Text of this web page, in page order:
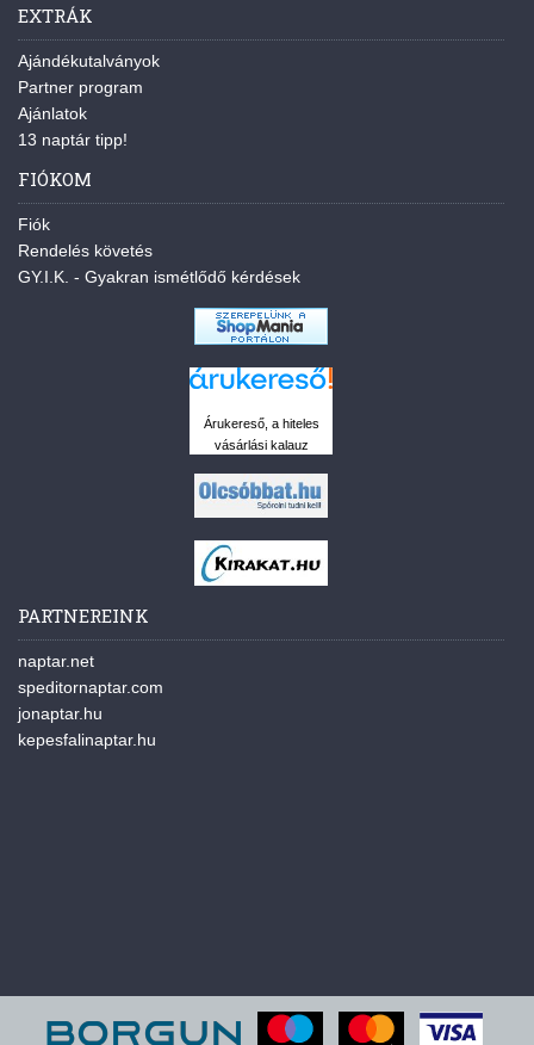
EXTRÁK
Ajándékutalványok
Partner program
Ajánlatok
13 naptár tipp!
FIÓKOM
Fiók
Rendelés követés
GY.I.K. - Gyakran ismétlődő kérdések
Árukereső, a hiteles
vásárlási kalauz
PARTNEREINK
naptar.net
speditornaptar.com
jonaptar.hu
kepesfalinaptar.hu